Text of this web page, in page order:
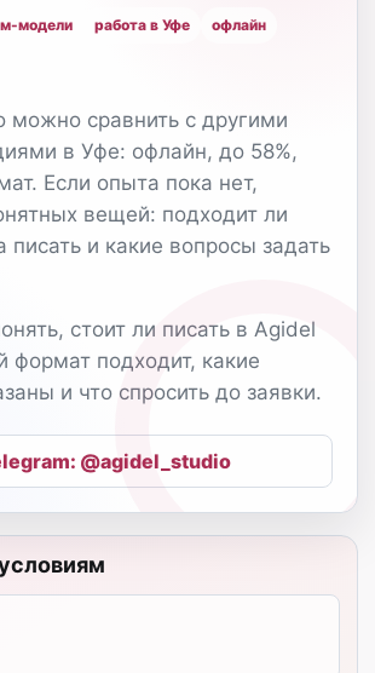
модели работа в Уфе
офлайн
можно сравнить с другими
в Уфе: офлайн, до 58%,
Если опыта пока нет,
вещей: подходит ли
писать и какие вопросы задать
стоит ли писать в Agidel
формат подходит, какие
и что спросить до заявки.
@agidel_studio